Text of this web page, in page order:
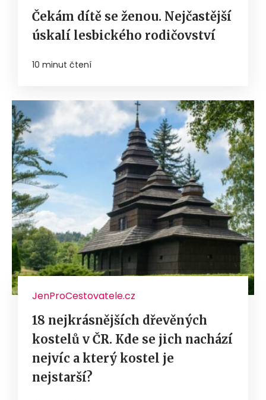
Čekám dítě se ženou. Nejčastější
úskalí lesbického rodičovství
10 minut čtení
JenProCestovatele.cz
18 nejkrásnějších dřevěných
kostelů v ČR. Kde se jich nachází
nejvíc a který kostel je
nejstarší?